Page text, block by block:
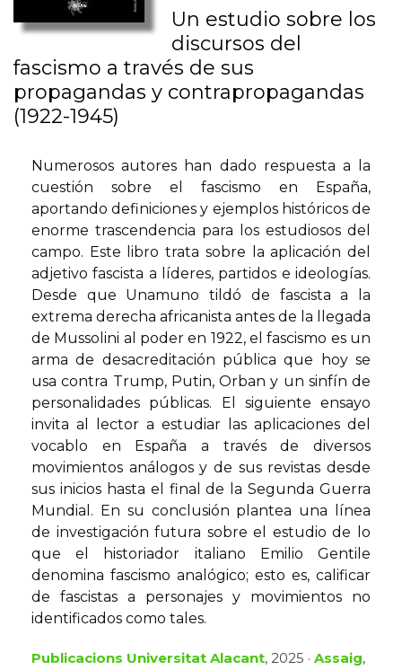
Un estudio sobre los
discursos del
fascismo a través de sus
propagandas y contrapropagandas
(1922-1945)
Numerosos autores han dado respuesta a la
cuestión sobre el fascismo en España,
aportando definiciones y ejemplos históricos de
enorme trascendencia para los estudiosos del
campo. Este libro trata sobre la aplicación del
adjetivo fascista a líderes, partidos e ideologías.
Desde que Unamuno tildó de fascista a la
extrema derecha africanista antes de la llegada
de Mussolini al poder en 1922, el fascismo es un
arma de desacreditación pública que hoy se
usa contra Trump, Putin, Orban y un sinfín de
personalidades públicas. El siguiente ensayo
invita al lector a estudiar las aplicaciones del
vocablo en España a través de diversos
movimientos análogos y de sus revistas desde
sus inicios hasta el final de la Segunda Guerra
Mundial. En su conclusión plantea una línea
de investigación futura sobre el estudio de lo
que el historiador italiano Emilio Gentile
denomina fascismo analógico; esto es, calificar
de fascistas a personajes y movimientos no
identificados como tales.
Publicacions Universitat Alacant, 2025 · Assaig,